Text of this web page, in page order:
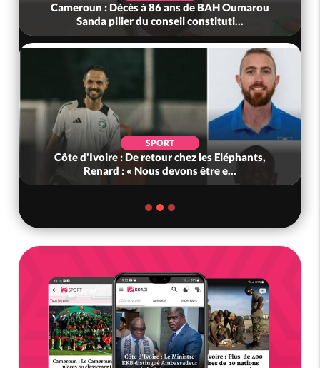
Cameroun : Décès à 86 ans de BAH Oumarou
Sanda pilier du conseil constituti...
SPORT
Côte d'Ivoire : De retour chez les Eléphants,
Renard : « Nous devons être e...